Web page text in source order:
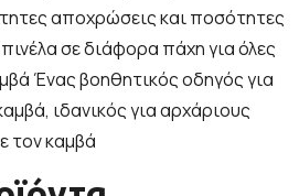
αποχρώσεις και ποσότητες
σε διάφορα πάχη για όλες
Ένας βοηθητικός οδηγός για
ιδανικός για αρχάριους
τον καμβά